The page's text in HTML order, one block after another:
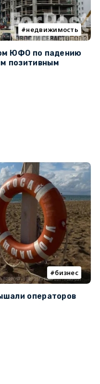
недвижимость
ЮФО по падению
позитивным
бизнес
операторов